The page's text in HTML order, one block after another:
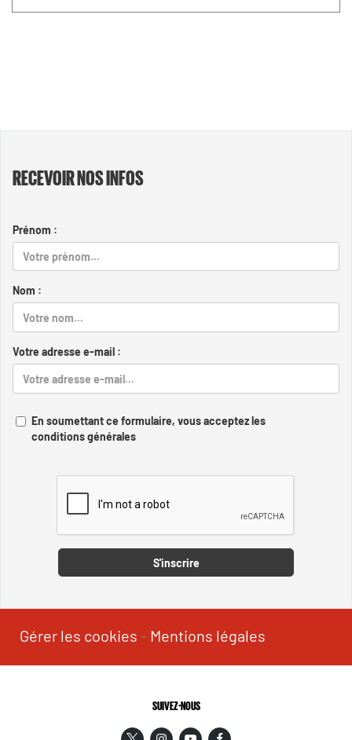
RECEVOIR NOS INFOS
Prénom :
Nom :
Votre adresse e-mail :
En soumettant ce formulaire, vous acceptez les
conditions générales
S'inscrire
Gérer les cookies - Mentions légales
SUIVEZ-NOUS